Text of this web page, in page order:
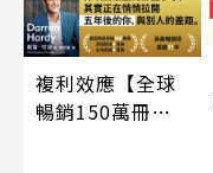
複利效應【全球
暢銷150萬冊・